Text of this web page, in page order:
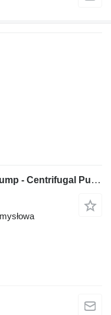
ARO 650-607 drum unloadfing pump - Centrifugal Pump